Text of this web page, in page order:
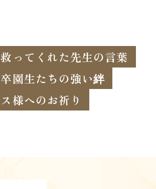
ってくれた先生の言葉
園生たちの強い絆
様へのお祈り